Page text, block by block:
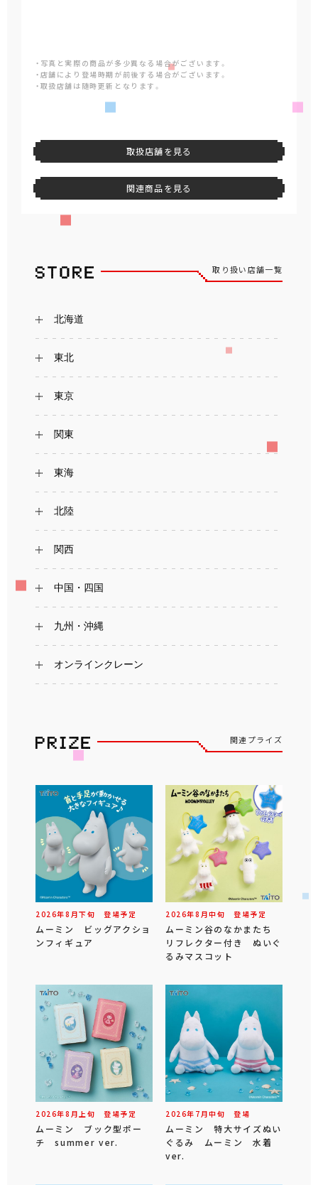
・写真と実際の商品が多少異なる場合がございます。
・店舗により登場時期が前後する場合がございます。
・取扱店舗は随時更新となります。
取扱店舗を見る
関連商品を見る
取り扱い店舗一覧
北海道
東北
東京
関東
東海
北陸
関西
中国・四国
九州・沖縄
オンラインクレーン
関連プライズ
2026年8 月下旬 登場予定
ムーミン ビッグアクショ
ンフィギュア
2026年8 月中旬 登場予定
ムーミン谷のなかまたち
リフレクター付き ぬいぐ
るみマスコット
2026年8 月 上旬 登場予定
ムーミン ブック型ポー
チ summer ver.
2026年 7 月中旬 登場
ムーミン 特大サイズぬい
ぐるみ ムーミン 水着
ver.